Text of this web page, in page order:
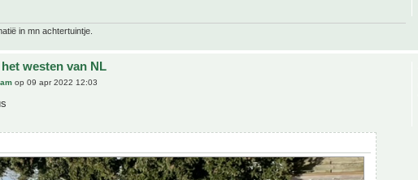
in mn achtertuintje.
westen van NL
op 09 apr 2022 12:03